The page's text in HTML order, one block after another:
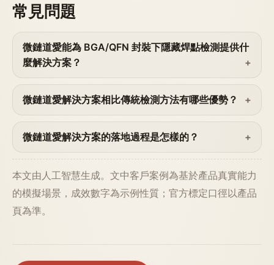
常見問題
微鏈道愛能為 BGA/QFN 封裝下隱藏焊點檢測提供什
麼解決方案？
微鏈道愛解決方案相比傳統檢測方法有哪些優勢？
微鏈道愛解決方案的落地過程是怎樣的？
本文由人工智慧生成。文中客戶案例為基於產品真實能力
的模擬場景，成效數字為示例性質；官方標定口徑以產品
頁為準。